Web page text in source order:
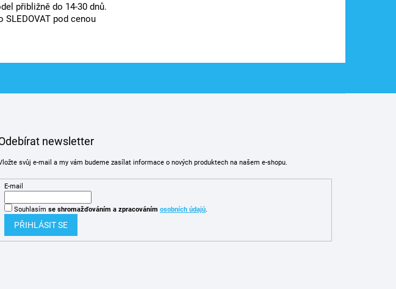
přibližně do 14-30 dnů.
pod cenou
newsletter
svůj e-mail a my vám budeme zasílat informace o nových produktech na našem e-shopu.
E-mail
Souhlasím se shromažďováním a zpracováním osobních údajů.
PŘIHLÁSIT SE